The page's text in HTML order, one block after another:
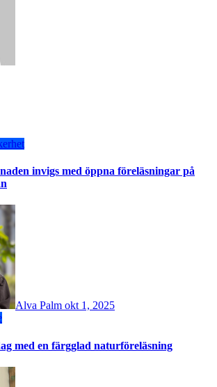
invigs med öppna föreläsningar på
Alva Palm okt 1, 2025
med en färgglad naturföreläsning